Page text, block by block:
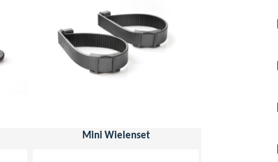
Mini Wielenset